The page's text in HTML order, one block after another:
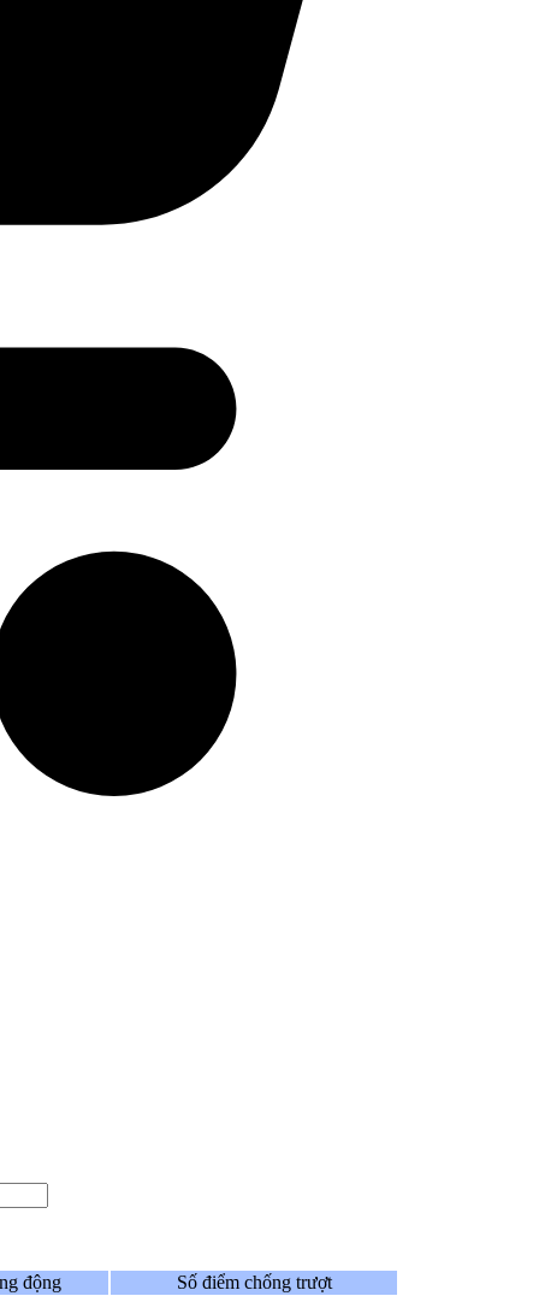
động
Số điểm chống trượt